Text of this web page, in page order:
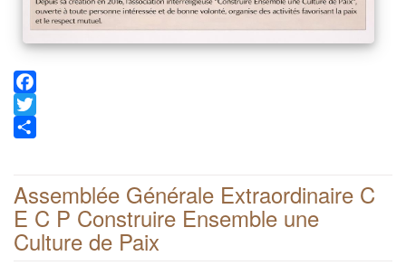
Facebook
Twitter
Assemblée Générale Extraordinaire C
E C P Construire Ensemble une
Culture de Paix